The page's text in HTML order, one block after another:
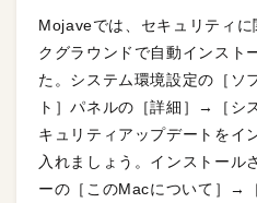
Mojaveでは、セキュリティ
クグラウンドで自動インスト
た。システム環境設定の［ソ
ト］パネルの［詳細］→［シ
キュリティアップデートをイ
入れましょう。インストール
ーの［このMacについて］→